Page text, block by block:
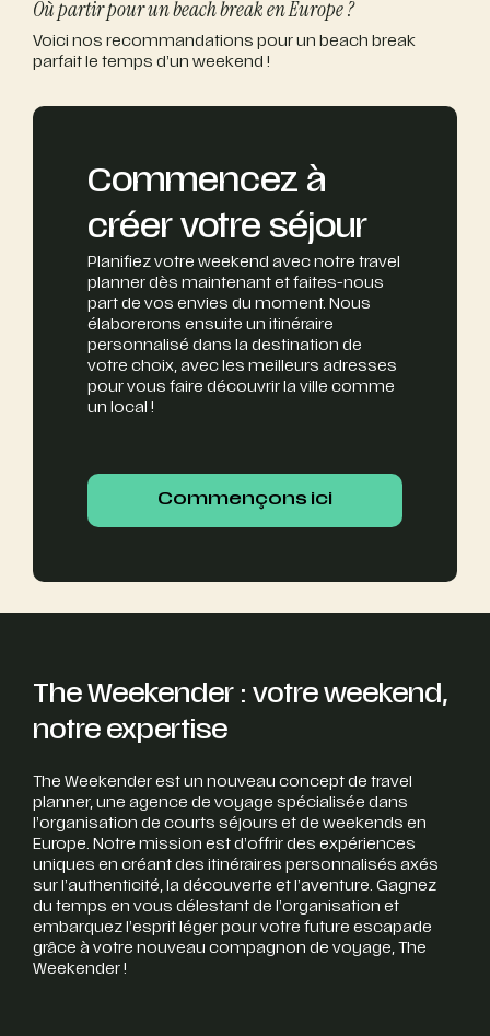
Où partir pour un beach break en Europe ?
Voici nos recommandations pour un beach break
parfait le temps d’un weekend !
Commencez à
créer votre séjour
Planifiez votre weekend avec notre travel
planner dès maintenant et faites-nous
part de vos envies du moment. Nous
élaborerons ensuite un itinéraire
personnalisé dans la destination de
votre choix, avec les meilleurs adresses
pour vous faire découvrir la ville comme
un local !
Commençons ici
The Weekender : votre weekend,
notre expertise
The Weekender est un nouveau concept de travel
planner, une agence de voyage spécialisée dans
l’organisation de courts séjours et de weekends en
Europe. Notre mission est d’offrir des expériences
uniques en créant des itinéraires personnalisés axés
sur l’authenticité, la découverte et l’aventure. Gagnez
du temps en vous délestant de l’organisation et
embarquez l’esprit léger pour votre future escapade
grâce à votre nouveau compagnon de voyage, The
Weekender !